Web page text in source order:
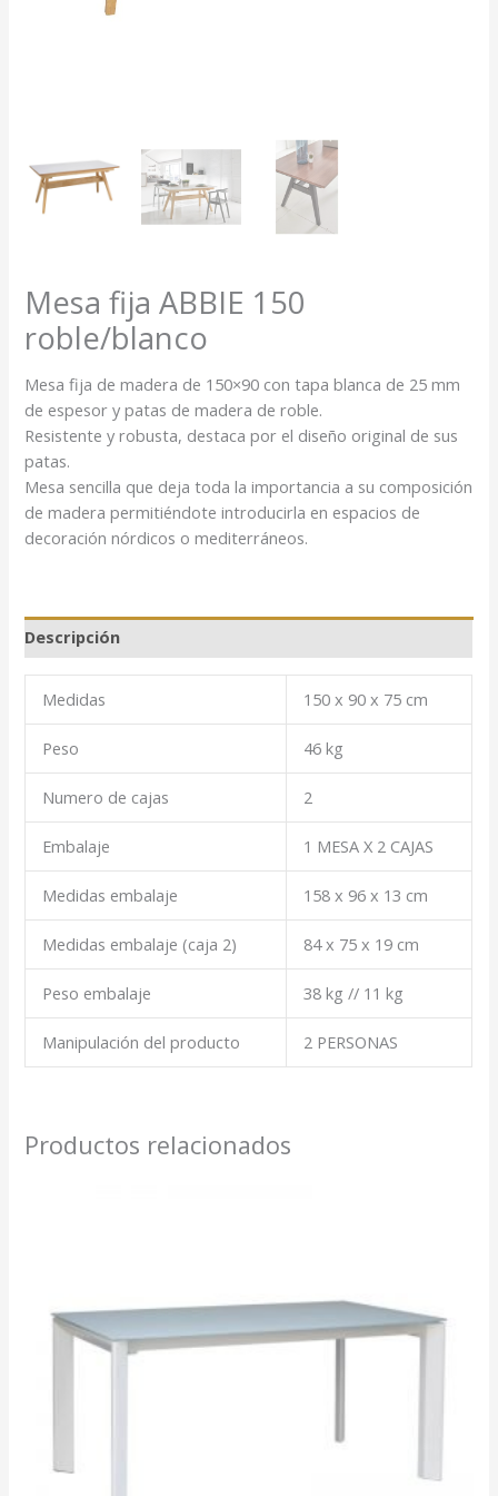
Mesa fija ABBIE 150
roble/blanco
Mesa fija de madera de 150×90 con tapa blanca de 25 mm
de espesor y patas de madera de roble.
Resistente y robusta, destaca por el diseño original de sus
patas.
Mesa sencilla que deja toda la importancia a su composición
de madera permitiéndote introducirla en espacios de
decoración nórdicos o mediterráneos.
Descripción
Medidas 150 x 90 x 75 cm
Peso 46 kg
Numero de cajas 2
Embalaje 1 MESA X 2 CAJAS
Medidas embalaje 158 x 96 x 13 cm
Medidas embalaje (caja 2) 84 x 75 x 19 cm
Peso embalaje 38 kg // 11 kg
Manipulación del producto 2 PERSONAS
Productos relacionados